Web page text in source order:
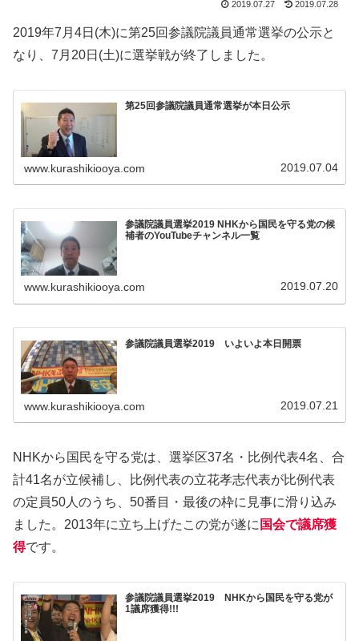
2019.07.27 2019.07.28
2019年7月4日(木)に第25回参議院議員通常選挙の公示と
なり、7月20日(土)に選挙戦が終了しました。
第25回参議院議員通常選挙が本日公示
www.kurashikiooya.com 2019.07.04
参議院議員選挙2019 NHKから国民を守る党の候
補者のYouTubeチャンネル一覧
www.kurashikiooya.com 2019.07.20
参議院議員選挙2019 いよいよ本日開票
www.kurashikiooya.com 2019.07.21
NHKから国民を守る党は、選挙区37名・比例代表4名、合
計41名が立候補し、比例代表の立花孝志代表が比例代表
の定員50人のうち、50番目・最後の枠に見事に滑り込み
ました。2013年に立ち上げたこの党が遂に 国会で議席獲
得です。
参議院議員選挙2019 NHKから国民を守る党が
1議席獲得!!!